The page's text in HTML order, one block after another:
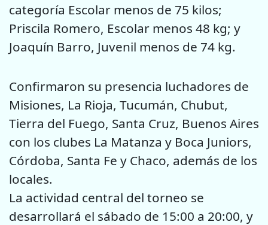
categoría Escolar menos de 75 kilos;
Priscila Romero, Escolar menos 48 kg; y
Joaquín Barro, Juvenil menos de 74 kg.
Confirmaron su presencia luchadores de
Misiones, La Rioja, Tucumán, Chubut,
Tierra del Fuego, Santa Cruz, Buenos Aires
con los clubes La Matanza y Boca Juniors,
Córdoba, Santa Fe y Chaco, además de los
locales.
La actividad central del torneo se
desarrollará el sábado de 15:00 a 20:00, y